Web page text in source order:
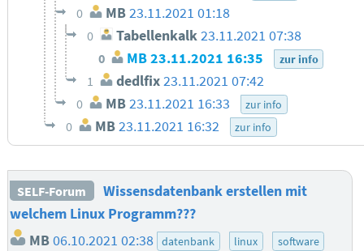
0 MB23.11.2021 01:18
0 Tabellenkalk23.11.2021 07:38
0 MB23.11.2021 16:35 zur info
1 dedlfix23.11.2021 07:42
0 MB23.11.2021 16:33 zur info
0 MB23.11.2021 16:32 zur info
SELF-Forum
Wissensdatenbank erstellen mit
welchem Linux Programm???
MB 06.10.2021 02:38 datenbank linux software